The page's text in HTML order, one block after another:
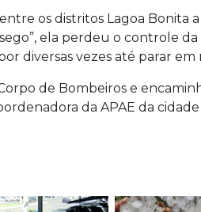
os distritos Lagoa Bonita
ela perdeu o controle
diversas vezes até parar em
de Bombeiros e
da APAE da